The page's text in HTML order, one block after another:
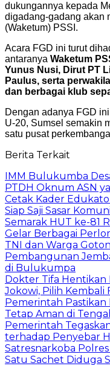
dukungannya kepada
digadang-gadang akan
(Waketum) PSSI.
Acara FGD ini turut
antaranya Waketum
Yunus Nusi, Dirut PT
Paulus, serta
dan berbagai klub
Dengan adanya FGD
U-20, Sumsel semakin
satu pusat
Berita Terkait
IMM Bulukumba
PTDH Oknum ASN
Cetak Kader
Siap Saji Sasar
Semarak HUT ke-81
Gelar Berbagai
TNI dan Warga
Pembangunan
di Bulukumpa
Dokter Tifa Hentikan
Jokowi, Pilih Kembali
Pemerintah Pastikan
Tetap Aman di
Pemerintah
terhadap Penyebar
Satresnarkoba
Satu Sachet Diduga